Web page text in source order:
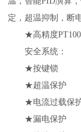
定，超温抑制，断
★高精度
安全系统：
★按键锁
★超温保护
★电流过载保
★漏电保护